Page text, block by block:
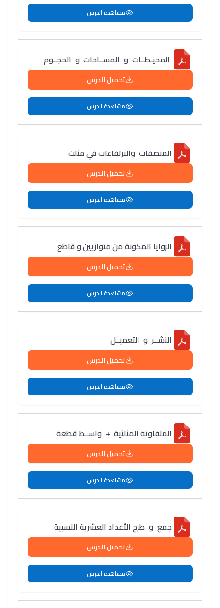
مشاهدة الدرس
المحيـطــات و المســاحات و الحجــوم
تحميل الدرس
مشاهدة الدرس
المنصفات والارتفاعات في مثلث
تحميل الدرس
مشاهدة الدرس
الزوايا المكونة من متوازيين و قاطع
تحميل الدرس
مشاهدة الدرس
النشــر و التعميــل
تحميل الدرس
مشاهدة الدرس
المتفاوتة المثلثية + واســط قطعة
تحميل الدرس
مشاهدة الدرس
جمع و طرح الأعداد العشرية النسبية
تحميل الدرس
مشاهدة الدرس